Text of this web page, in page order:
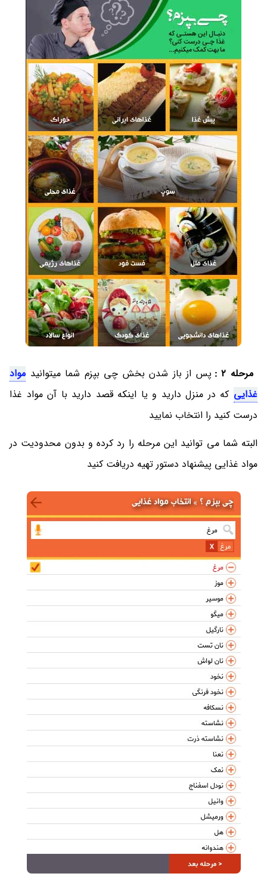
مرحله 2 : پس از باز شدن بخش چی بپزم شما میتوانید مواد
غذایی که در منزل دارید و یا اینکه قصد دارید با آن مواد غذا
درست کنید را انتخاب نمایید
البته شما می توانید این مرحله را رد کرده و بدون محدودیت در
مواد غذایی پیشنهاد دستور تهیه دریافت کنید